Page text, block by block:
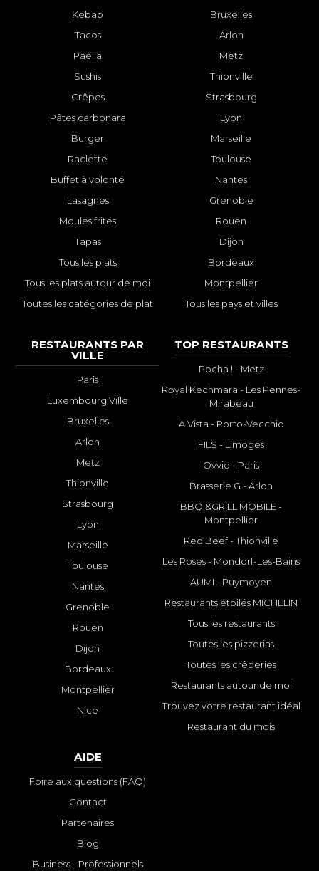
Kebab
Tacos
Paëlla
Sushis
Crêpes
Pâtes carbonara
Burger
Raclette
Buffet à volonté
Lasagnes
Moules frites
Tapas
Tous les plats
Tous les plats autour de moi
Toutes les catégories de plat
Bruxelles
Arlon
Metz
Thionville
Strasbourg
Lyon
Marseille
Toulouse
Nantes
Grenoble
Rouen
Dijon
Bordeaux
Montpellier
Tous les pays et villes
RESTAURANTS PAR
VILLE
Paris
Luxembourg Ville
Bruxelles
Arlon
Metz
Thionville
Strasbourg
Lyon
Marseille
Toulouse
Nantes
Grenoble
Rouen
Dijon
Bordeaux
Montpellier
Nice
TOP RESTAURANTS
Pocha ! - Metz
Royal Kechmara - Les Pennes-
Mirabeau
A Vista - Porto-Vecchio
FILS - Limoges
Ovvio - Paris
Brasserie G - Arlon
BBQ &GRILL MOBILE -
Montpellier
Red Beef - Thionville
Les Roses - Mondorf-Les-Bains
AUMI - Puymoyen
Restaurants étoilés MICHELIN
Tous les restaurants
Toutes les pizzerias
Toutes les crêperies
Restaurants autour de moi
Trouvez votre restaurant idéal
Restaurant du mois
AIDE
Foire aux questions (FAQ)
Contact
Partenaires
Blog
Business - Professionnels